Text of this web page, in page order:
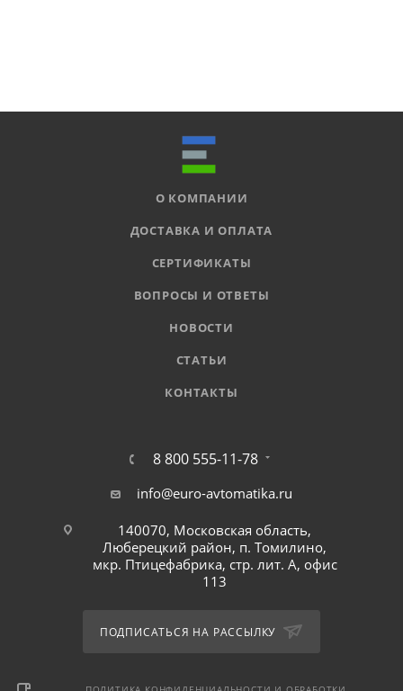
О КОМПАНИИ
ДОСТАВКА И ОПЛАТА
СЕРТИФИКАТЫ
ВОПРОСЫ И ОТВЕТЫ
НОВОСТИ
СТАТЬИ
КОНТАКТЫ
8 800 555-11-78
info@euro-avtomatika.ru
140070, Московская область,
Люберецкий район, п. Томилино,
мкр. Птицефабрика, стр. лит. А, офис
113
ПОДПИСАТЬСЯ НА РАССЫЛКУ